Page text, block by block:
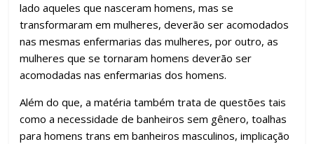
lado aqueles que nasceram homens, mas se
transformaram em mulheres, deverão ser acomodados
nas mesmas enfermarias das mulheres, por outro, as
mulheres que se tornaram homens deverão ser
acomodadas nas enfermarias dos homens.
Além do que, a matéria também trata de questões tais
como a necessidade de banheiros sem gênero, toalhas
para homens trans em banheiros masculinos, implicação